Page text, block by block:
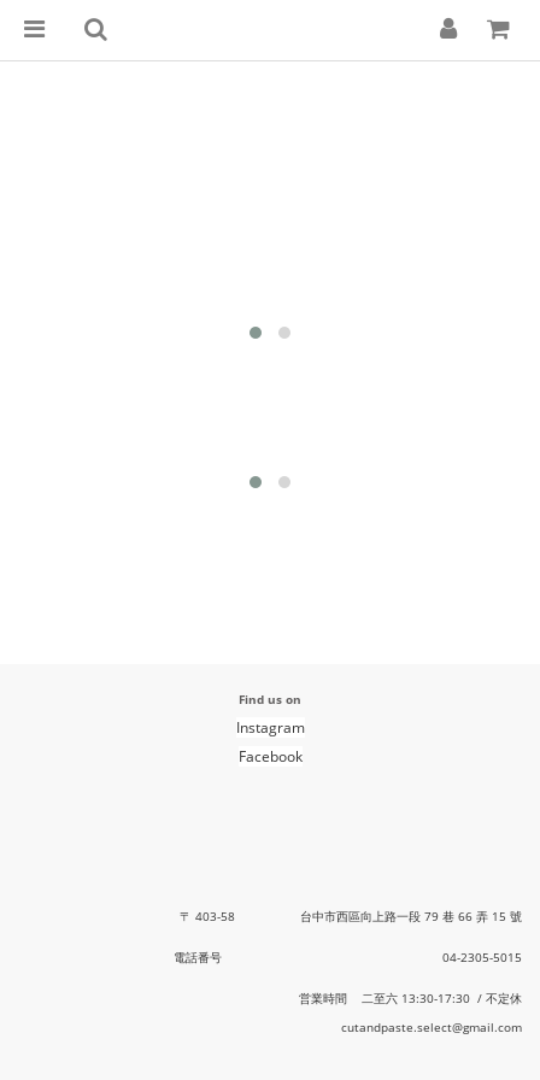
Find us on
Instagram
Facebook
〒 403-58 台中市西區向上路一段 79 巷 66 弄 15 號
電話番号 04-2305-5015
営業時間 二至六 13:30-17:30 / 不定休
cutandpaste.select@gmail.com